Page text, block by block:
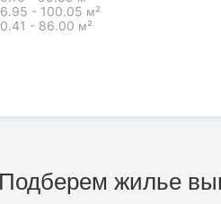
- 100.05 м²
- 86.00 м²
Подберем жилье